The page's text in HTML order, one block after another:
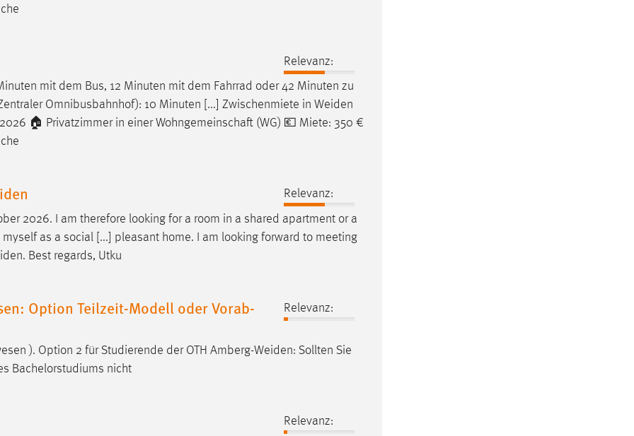
Relevanz:
mit dem Bus, 12 Minuten mit dem Fahrrad oder 42 Minuten zu
Omnibusbahnhof): 10 Minuten [...] Zwischenmiete in Weiden
🏠 Privatzimmer in einer Wohngemeinschaft (WG) 💶 Miete: 350 €
Relevanz:
2026. I am therefore looking for a room in a shared apartment or a
as a social [...] pleasant home. I am looking forward to meeting
. Best regards, Utku
Option Teilzeit-Modell oder Vorab- Relevanz:
). Option 2 für Studierende der OTH Amberg-Weiden: Sollten Sie
Bachelorstudiums nicht
Relevanz: